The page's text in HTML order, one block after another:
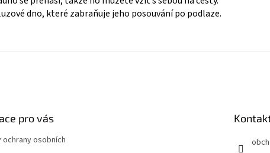
dno, které zabraňuje jeho posouvání po podlaze.
pro vás
ochrany osobních